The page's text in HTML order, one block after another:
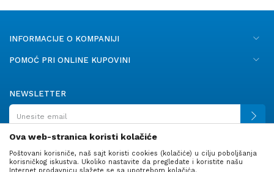
INFORMACIJE O KOMPANIJI
POMOĆ PRI ONLINE KUPOVINI
NEWSLETTER
PRATITE NAS
Ova web-stranica koristi kolačiće
Poštovani korisniče, naš sajt koristi cookies (kolačiće) u cilju poboljšanja
korisničkog iskustva. Ukoliko nastavite da pregledate i koristite našu